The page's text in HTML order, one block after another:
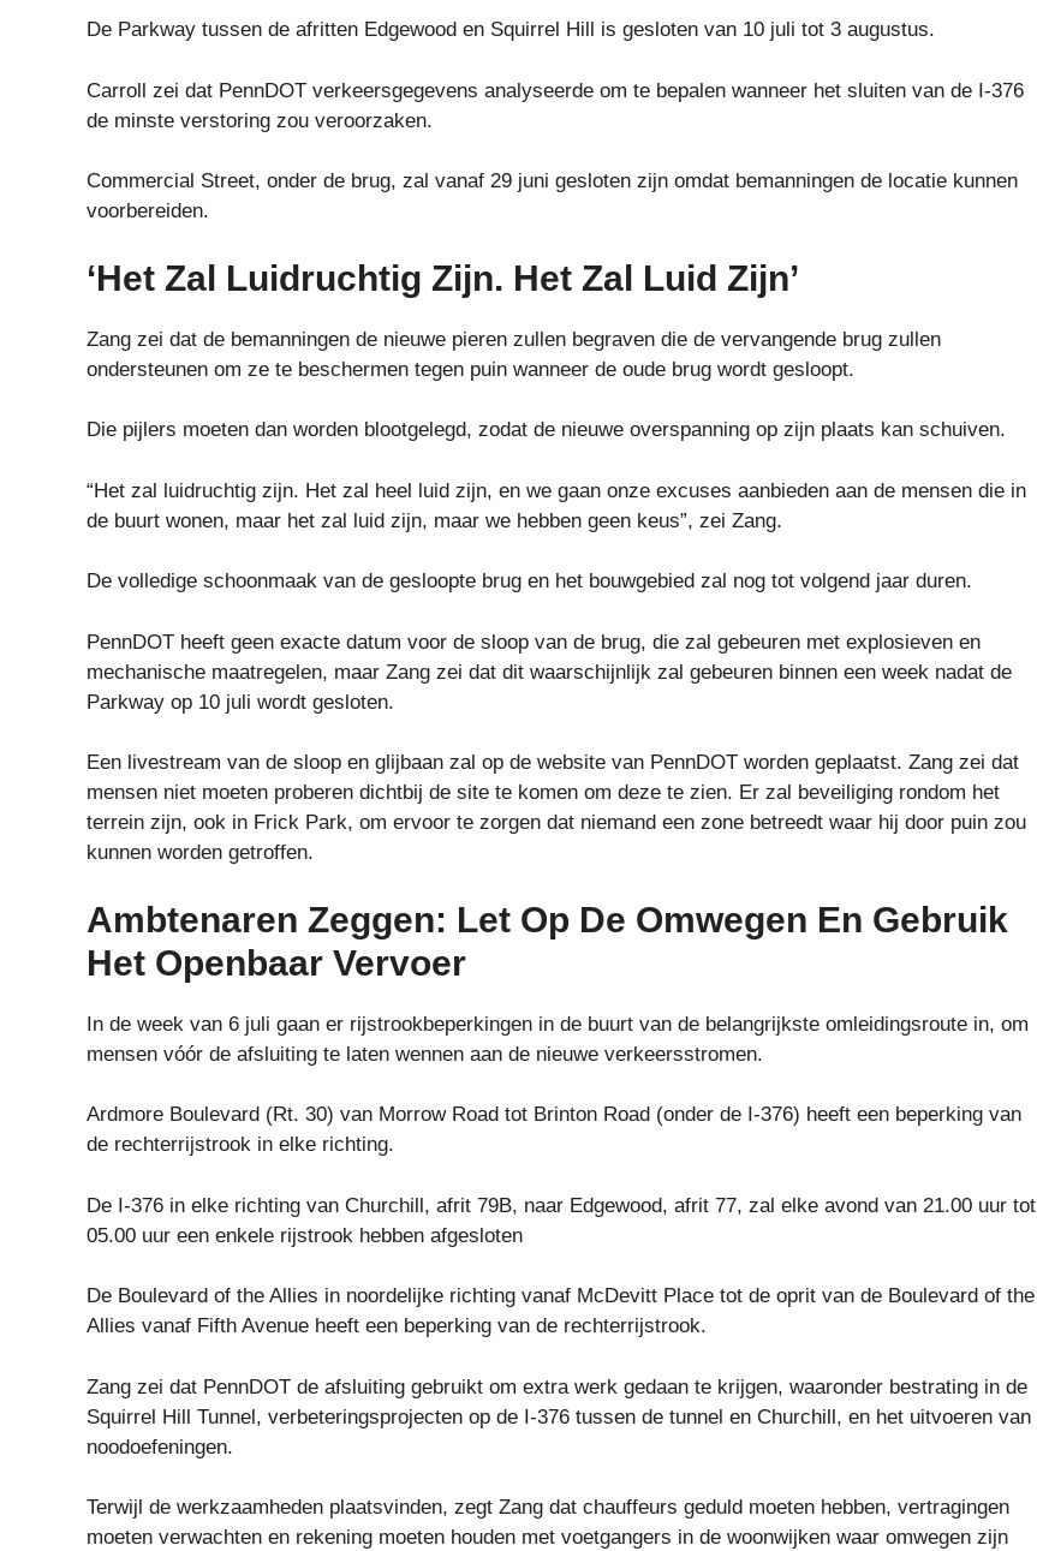
De Parkway tussen de afritten Edgewood en Squirrel Hill is gesloten van 10 juli tot 3 augustus.
Carroll zei dat PennDOT verkeersgegevens analyseerde om te bepalen wanneer het sluiten van de I-376
de minste verstoring zou veroorzaken.
Commercial Street, onder de brug, zal vanaf 29 juni gesloten zijn omdat bemanningen de locatie kunnen
voorbereiden.
‘Het Zal Luidruchtig Zijn. Het Zal Luid Zijn’
Zang zei dat de bemanningen de nieuwe pieren zullen begraven die de vervangende brug zullen
ondersteunen om ze te beschermen tegen puin wanneer de oude brug wordt gesloopt.
Die pijlers moeten dan worden blootgelegd, zodat de nieuwe overspanning op zijn plaats kan schuiven.
“Het zal luidruchtig zijn. Het zal heel luid zijn, en we gaan onze excuses aanbieden aan de mensen die in
de buurt wonen, maar het zal luid zijn, maar we hebben geen keus”, zei Zang.
De volledige schoonmaak van de gesloopte brug en het bouwgebied zal nog tot volgend jaar duren.
PennDOT heeft geen exacte datum voor de sloop van de brug, die zal gebeuren met explosieven en
mechanische maatregelen, maar Zang zei dat dit waarschijnlijk zal gebeuren binnen een week nadat de
Parkway op 10 juli wordt gesloten.
Een livestream van de sloop en glijbaan zal op de website van PennDOT worden geplaatst. Zang zei dat
mensen niet moeten proberen dichtbij de site te komen om deze te zien. Er zal beveiliging rondom het
terrein zijn, ook in Frick Park, om ervoor te zorgen dat niemand een zone betreedt waar hij door puin zou
kunnen worden getroffen.
Ambtenaren Zeggen: Let Op De Omwegen En Gebruik
Het Openbaar Vervoer
In de week van 6 juli gaan er rijstrookbeperkingen in de buurt van de belangrijkste omleidingsroute in, om
mensen vóór de afsluiting te laten wennen aan de nieuwe verkeersstromen.
Ardmore Boulevard (Rt. 30) van Morrow Road tot Brinton Road (onder de I-376) heeft een beperking van
de rechterrijstrook in elke richting.
De I-376 in elke richting van Churchill, afrit 79B, naar Edgewood, afrit 77, zal elke avond van 21.00 uur tot
05.00 uur een enkele rijstrook hebben afgesloten
De Boulevard of the Allies in noordelijke richting vanaf McDevitt Place tot de oprit van de Boulevard of the
Allies vanaf Fifth Avenue heeft een beperking van de rechterrijstrook.
Zang zei dat PennDOT de afsluiting gebruikt om extra werk gedaan te krijgen, waaronder bestrating in de
Squirrel Hill Tunnel, verbeteringsprojecten op de I-376 tussen de tunnel en Churchill, en het uitvoeren van
noodoefeningen.
Terwijl de werkzaamheden plaatsvinden, zegt Zang dat chauffeurs geduld moeten hebben, vertragingen
moeten verwachten en rekening moeten houden met voetgangers in de woonwijken waar omwegen zijn